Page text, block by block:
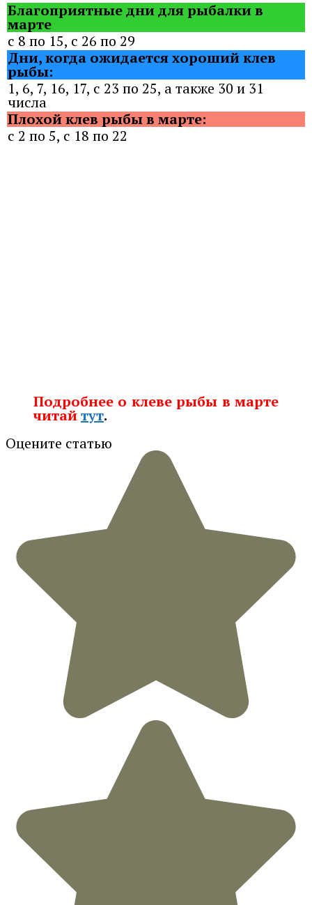
Благоприятные дни для рыбалки в
марте
с 8 по 15, с 26 по 29
Дни, когда ожидается хороший клев
рыбы:
1, 6, 7, 16, 17, с 23 по 25, а также 30 и 31
числа
Плохой клев рыбы в марте:
с 2 по 5, с 18 по 22
Подробнее о клеве рыбы в марте
читайтут.
Оцените статью